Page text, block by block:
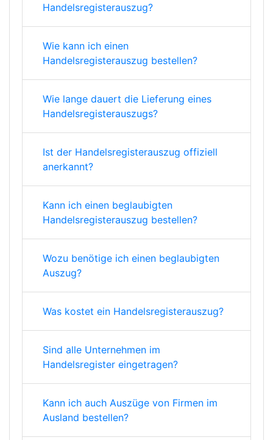
Handelsregisterauszug?
Wie kann ich einen
Handelsregisterauszug bestellen?
Wie lange dauert die Lieferung eines
Handelsregisterauszugs?
Ist der Handelsregisterauszug offiziell
anerkannt?
Kann ich einen beglaubigten
Handelsregisterauszug bestellen?
Wozu benötige ich einen beglaubigten
Auszug?
Was kostet ein Handelsregisterauszug?
Sind alle Unternehmen im
Handelsregister eingetragen?
Kann ich auch Auszüge von Firmen im
Ausland bestellen?